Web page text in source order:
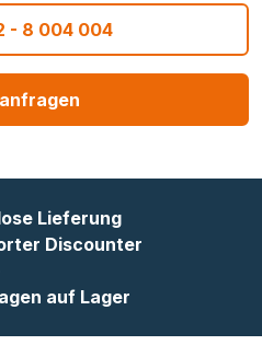
- 8 004 004
Lieferung
Discounter
auf Lager